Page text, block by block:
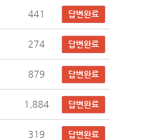
441 답변완료
274 답변완료
879 답변완료
1,884 답변완료
319 답변완료